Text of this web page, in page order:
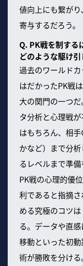
値向上にも繋が
寄与するだろう。
Q. PK戦を制する
どのような駆け
過去のワールド
はだかったPK戦
大の関門の一つ
タ分析と心理戦
はもちろん、相
かなど）まで分
るレベルまで準備
PK戦の心理的優
利であると指摘
める究極のコツ
る。データや直
移動といった初
術が勝敗を分け